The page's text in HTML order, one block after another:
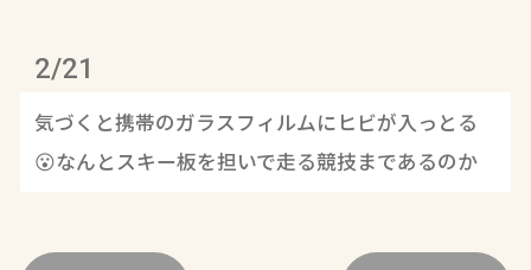
2/21
気づくと携帯のガラスフィルムにヒビが入っとる
😮なんとスキー板を担いで走る競技まであるのか